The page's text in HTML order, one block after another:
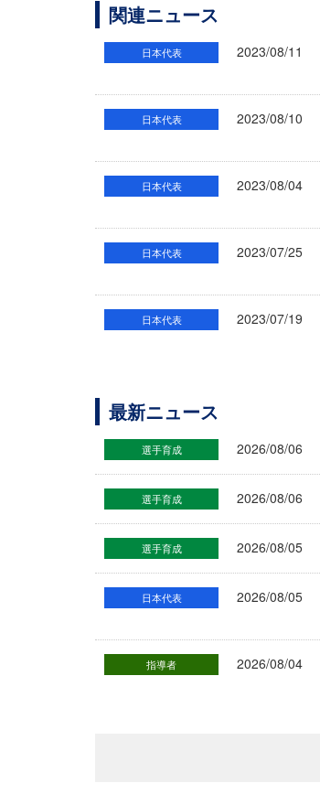
関連ニュース
日本代表 2023/08/11
日本代表 2023/08/10
日本代表 2023/08/04
日本代表 2023/07/25
日本代表 2023/07/19
最新ニュース
選手育成 2026/08/06
選手育成 2026/08/06
選手育成 2026/08/05
日本代表 2026/08/05
指導者 2026/08/04